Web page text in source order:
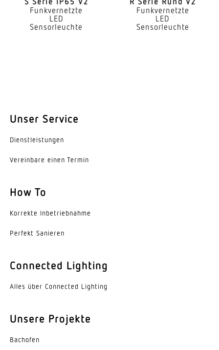
Montageart
4,00 m
Leistung
Eigenverbrauch
0,3 W
gemessener Lichtstrom (360°)
Farbtemperatur
SDCM3
Mit Leuchtmittel
Funkvernetzte
LED
Sensorleuchte
Funkvernetzte
LED
Sensorleuchte
Unser Service
Dienst­leis­tungen
Vereinbare einen Termin
How To
Korrekte Inbe­trieb­nahme
Perfekt Sanieren
Connected Lighting
Alles über Connected Lighting
Unsere Projekte
Bachofen